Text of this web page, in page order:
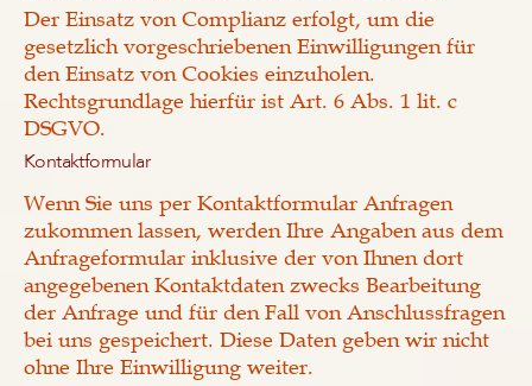
Der Einsatz von Complianz erfolgt, um die
gesetzlich vorgeschriebenen Einwilligungen für
den Einsatz von Cookies einzuholen.
Rechtsgrundlage hierfür ist Art. 6 Abs. 1 lit. c
DSGVO.
Kontaktformular
Wenn Sie uns per Kontaktformular Anfragen
zukommen lassen, werden Ihre Angaben aus dem
Anfrageformular inklusive der von Ihnen dort
angegebenen Kontaktdaten zwecks Bearbeitung
der Anfrage und für den Fall von Anschlussfragen
bei uns gespeichert. Diese Daten geben wir nicht
ohne Ihre Einwilligung weiter.